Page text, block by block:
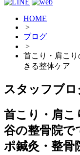
HOME
>
ブログ
>
首こり・肩こ
きる整体ケア
スタッフブロ
首こり・肩こ
谷の整骨院で
ポ鍼灸・整